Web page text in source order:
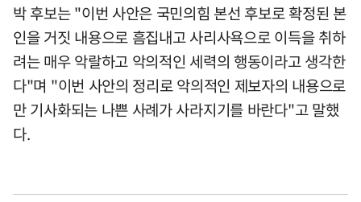
박 후보는 "이번 사안은 국민의힘 본선 후보로 확정된 본
인을 거짓 내용으로 흠집내고 사리사욕으로 이득을 취하
려는 매우 악랄하고 악의적인 세력의 행동이라고 생각한
다"며 "이번 사안의 정리로 악의적인 제보자의 내용으로
만 기사화되는 나쁜 사례가 사라지기를 바란다"고 말했
다.